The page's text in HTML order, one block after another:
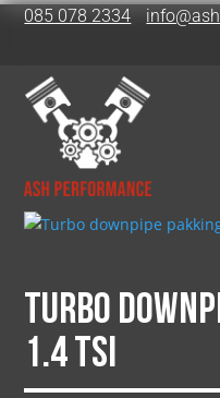
085 078 2334
Turbo
1.4 TSI